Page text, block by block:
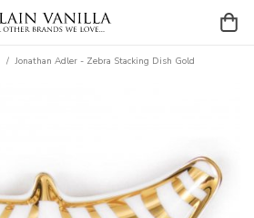
/ Jonathan Adler - Zebra Stacking Dish Gold